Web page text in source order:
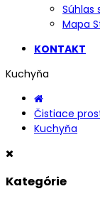
Súhlas
Mapa
KONTAKT
Kuchyňa
Čistiace
Kuchyňa
Kategórie